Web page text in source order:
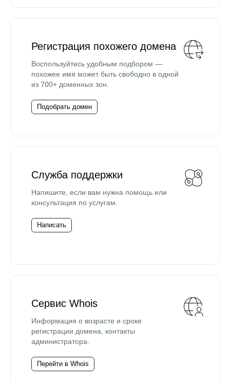
Регистрация похожего домена
Воспользуйтесь удобным подбором —
похожее имя может быть свободно в одной
из 700+ доменных зон.
Подобрать домен
Служба поддержки
Напишите, если вам нужна помощь или
консультация по услугам.
Написать
Сервис Whois
Информация о возрасте и сроке
регистрации домена, контакты
администратора.
Перейти в Whois